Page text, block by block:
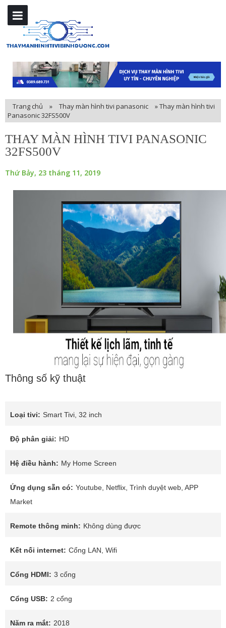
Trang chủ » Thay màn hình tivi panasonic »Thay màn hình tivi
Panasonic 32FS500V
THAY MÀN HÌNH TIVI PANASONIC
32FS500V
Thứ Bảy, 23 tháng 11, 2019
Thông số kỹ thuật
Loại tivi: Smart Tivi, 32 inch
Độ phân giải: HD
Hệ điều hành: My Home Screen
Ứng dụng sẵn có: Youtube, Netflix, Trình duyệt web, APP
Market
Remote thông minh: Không dùng được
Kết nối internet: Cổng LAN, Wifi
Cổng HDMI: 3 cổng
Cổng USB: 2 cổng
Năm ra mắt: 2018